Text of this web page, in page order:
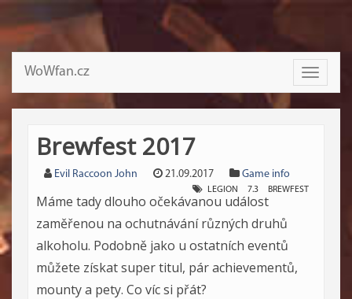
Toggle
WoWfan.cz
Brewfest 2017
Evil Raccoon John 21.09.2017 Game info
LEGION 7.3 BREWFEST
Máme tady dlouho očekávanou událost
zaměřenou na ochutnávání různých druhů
alkoholu. Podobně jako u ostatních eventů
můžete získat super titul, pár achievementů,
mounty a pety. Co víc si přát?